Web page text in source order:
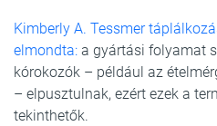
Kimberly A. Tessmer
elmondta: a gyártási folyamat
kórokozók – például az
– elpusztulnak, ezért ezek a
tekinthetők.